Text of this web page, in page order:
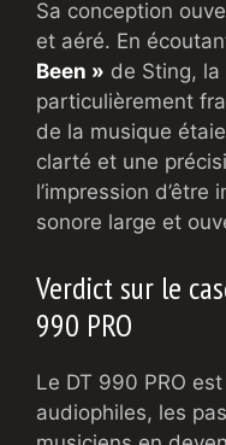
Sa conception
et aéré. En
Been » de Sting, la
particulièrement
de la musique
clarté et une
l’impression
sonore large et
Verdict sur le
990 PRO
Le DT 990 PRO
audiophiles, les